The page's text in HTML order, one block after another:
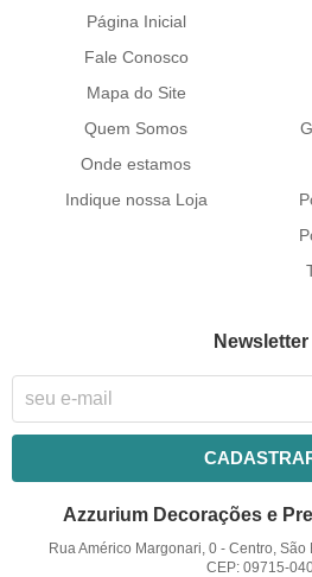
Página Inicial
Fale Conosco
Mapa do Site
Quem Somos
Onde estamos
Indique nossa Loja
Newsletter
Azzurium Decorações e
Rua Américo Margonari, 0 -Centro, São
CEP: 09715-